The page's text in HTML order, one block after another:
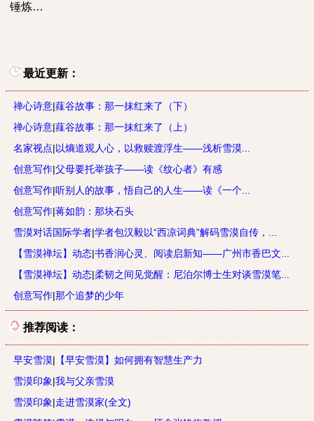
锤炼…
最近更新：
禅心诗意|薤谷故事：那一抹红来了（下）
禅心诗意|薤谷故事：那一抹红来了（上）
名家视点|以熵道观人心，以救赎渡浮生——浅析雪漠...
创意写作|父母要托举孩子——读《纹心者》有感
创意写作|听别人的故事，悟自己的人生——读《一个...
创意写作|蒋如韵：那块石头
雪漠对话国际学者|学者包汉毅以“西凉词典”解码雪漠自传，...
【雪漠禅坛】动态|书香润心灵、阅读启新知——广州市香巴文...
【雪漠禅坛】动态|柔韧之间见觉醒：尼泊尔博士生对谈雪漠笔...
创意写作|那个追梦的少年
推荐阅读：
早安雪漠| 【早安雪漠】如何拥有智慧生产力
雪漠印象|我与父亲雪漠
雪漠印象|走进雪漠家(全文)